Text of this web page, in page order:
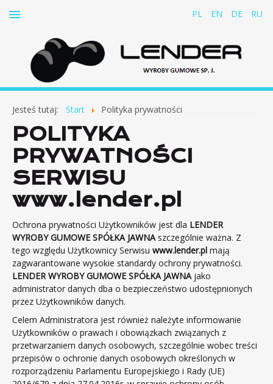
PL EN DE RU
Produkty
Pasy gumowo-tkaninowe do odciągów kablowych
Amortyzatory gumowe
Amortyzator kanałów spalinowych statków
Amortyzator pomp wentylatorów silników i innych
urządzeń
Zderzaki i odbojniki
Łączniki sprężyste płytkowe
Amortyzator sprężarek powietrza
Amortyzator sit Mogensena
Osłony gumowe harmonijkowe
Wkłady sprzęgłowe
Uszczelnienia włazów okrętowych
Uszczelnienia wg PN-89/w-88021
Jesteś tutaj: Start Polityka prywatności
POLITYKA
PRYWATNOŚCI
SERWISU
www.lender.pl
Ochrona prywatności Użytkowników jest dla LENDER
WYROBY GUMOWE SPÓŁKA JAWNA szczególnie ważna. Z
tego względu Użytkownicy Serwisu www.lender.pl mają
zagwarantowane wysokie standardy ochrony prywatności.
LENDER WYROBY GUMOWE SPÓŁKA JAWNA jako
administrator danych dba o bezpieczeństwo udostępnionych
przez Użytkowników danych.
Celem Administratora jest również należyte informowanie
Użytkowników o prawach i obowiązkach związanych z
przetwarzaniem danych osobowych, szczególnie wobec treści
przepisów o ochronie danych osobowych określonych w
rozporządzeniu Parlamentu Europejskiego i Rady (UE)